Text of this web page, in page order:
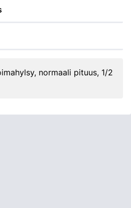
normaali pituus, 1/2